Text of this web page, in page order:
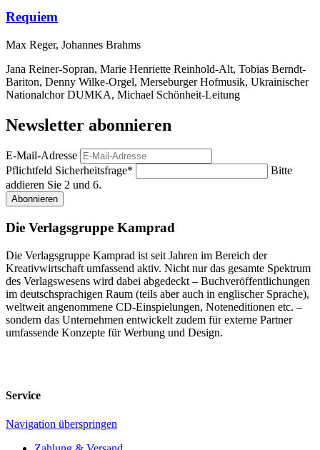
Requiem
Max Reger, Johannes Brahms
Jana Reiner-Sopran, Marie Henriette Reinhold-Alt, Tobias Berndt-
Bariton, Denny Wilke-Orgel, Merseburger Hofmusik, Ukrainischer
Nationalchor DUMKA, Michael Schönheit-Leitung
Newsletter abonnieren
E-Mail-Adresse
Pflichtfeld Sicherheitsfrage*
Bitte
addieren Sie 2 und 6.
Abonnieren
Die Verlagsgruppe Kamprad
Die Verlagsgruppe Kamprad ist seit Jahren im Bereich der
Kreativwirtschaft umfassend aktiv. Nicht nur das gesamte Spektrum
des Verlagswesens wird dabei abgedeckt – Buchveröffentlichungen
im deutschsprachigen Raum (teils aber auch in englischer Sprache),
weltweit angenommene CD-Einspielungen, Noteneditionen etc. –
sondern das Unternehmen entwickelt zudem für externe Partner
umfassende Konzepte für Werbung und Design.
Service
Navigation überspringen